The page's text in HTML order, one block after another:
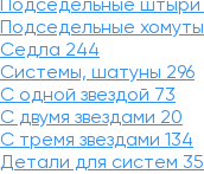
Подседельные штыри
Подседельные хомуты
Седла 244
Системы, шатуны 296
С одной звездой 73
С двумя звездами 20
С тремя звездами 134
Детали для систем 35